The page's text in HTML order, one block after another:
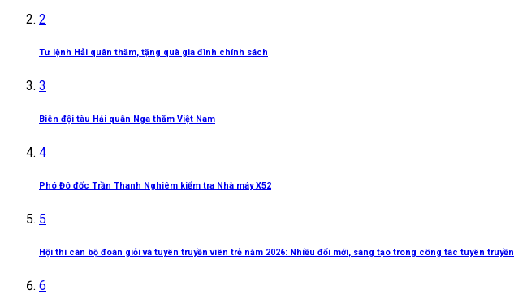
2
Tư lệnh Hải quân thăm, tặng quà gia đình chính sách
3
Biên đội tàu Hải quân Nga thăm Việt Nam
4
Phó Đô đốc Trần Thanh Nghiêm kiểm tra Nhà máy X52
5
Hội thi cán bộ đoàn giỏi và tuyên truyền viên trẻ năm 2026: Nhiều đổi mới, sáng tạo trong công tác tuyên truyền
6